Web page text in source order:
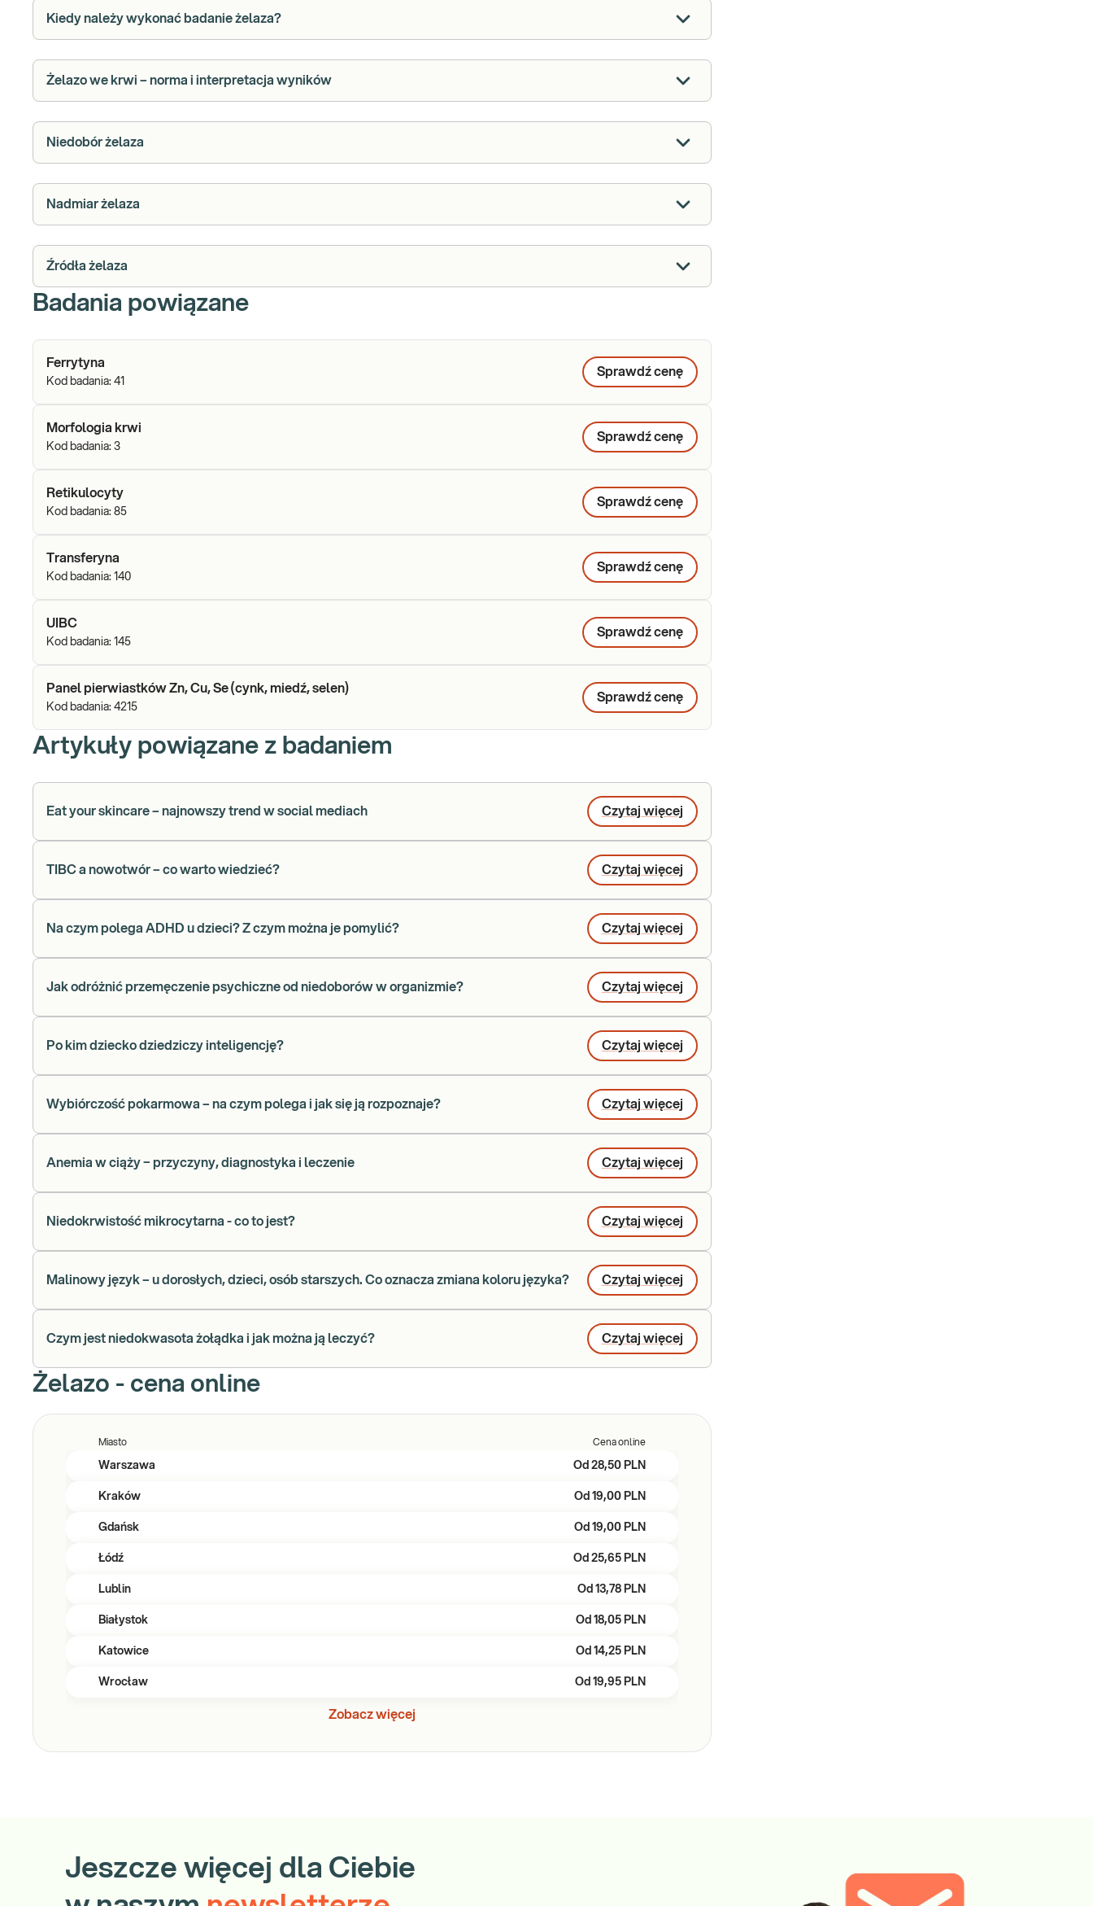
Kiedy należy wykonać badanie żelaza?
Żelazo we krwi – norma i interpretacja wyników
Niedobór żelaza
Nadmiar żelaza
Źródła żelaza
Badania powiązane
Ferrytyna
Kod badania: 41
Sprawdź cenę
Morfologia krwi
Kod badania: 3
Sprawdź cenę
Retikulocyty
Kod badania: 85
Sprawdź cenę
Transferyna
Kod badania: 140
Sprawdź cenę
UIBC
Kod badania: 145
Sprawdź cenę
Panel pierwiastków Zn, Cu, Se (cynk, miedź, selen)
Kod badania: 4215
Sprawdź cenę
Artykuły powiązane z badaniem
Eat your skincare – najnowszy trend w social mediach Czytaj więcej
TIBC a nowotwór – co warto wiedzieć? Czytaj więcej
Na czym polega ADHD u dzieci? Z czym można je pomylić? Czytaj więcej
Jak odróżnić przemęczenie psychiczne od niedoborów w organizmie? Czytaj więcej
Po kim dziecko dziedziczy inteligencję? Czytaj więcej
Wybiórczość pokarmowa – na czym polega i jak się ją rozpoznaje? Czytaj więcej
Anemia w ciąży − przyczyny, diagnostyka i leczenie Czytaj więcej
Niedokrwistość mikrocytarna - co to jest? Czytaj więcej
Malinowy język – u dorosłych, dzieci, osób starszych. Co oznacza zmiana koloru języka? Czytaj więcej
Czym jest niedokwasota żołądka i jak można ją leczyć? Czytaj więcej
Żelazo - cena online
Miasto Cena online
Warszawa Od 28,50 PLN
Kraków Od 19,00 PLN
Gdańsk Od 19,00 PLN
Łódź Od 25,65 PLN
Lublin Od 13,78 PLN
Białystok Od 18,05 PLN
Katowice Od 14,25 PLN
Wrocław Od 19,95 PLN
Zobacz więcej
Jeszcze więcej dla Ciebie